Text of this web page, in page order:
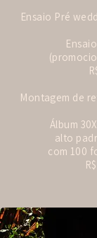
Ensaio Pré
Montagem de
​Álbum
alto
com 100